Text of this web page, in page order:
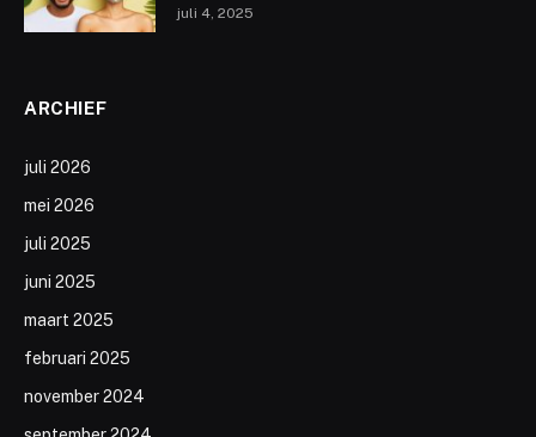
juli 4, 2025
ARCHIEF
juli 2026
mei 2026
juli 2025
juni 2025
maart 2025
februari 2025
november 2024